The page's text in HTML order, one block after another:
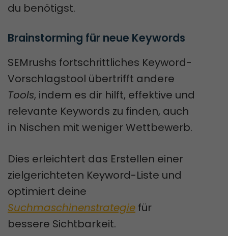
du benötigst.
Brainstorming für neue Keywords
SEMrushs fortschrittliches Keyword-
Vorschlagstool übertrifft andere
Tools, indem es dir hilft, effektive und
relevante Keywords zu finden, auch
in Nischen mit weniger Wettbewerb.
Dies erleichtert das Erstellen einer
zielgerichteten Keyword-Liste und
optimiert deine
Suchmaschinenstrategie für
bessere Sichtbarkeit.